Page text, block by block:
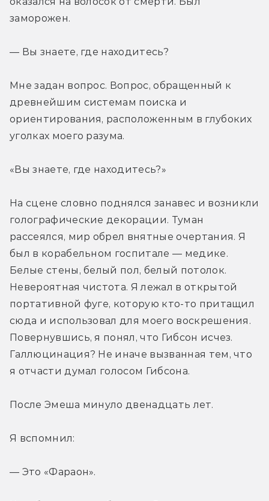
заморожен.
— Вы знаете, где находитесь?
Мне задан вопрос. Вопрос, обращенный к
древнейшим системам поиска и
ориентирования, расположенным в глубоких
уголках моего разума.
«Вы знаете, где находитесь?»
На сцене словно поднялся занавес и возникли
голографические декорации. Туман
рассеялся, мир обрел внятные очертания. Я
был в корабельном госпитале — медике.
Белые стены, белый пол, белый потолок.
Невероятная чистота. Я лежал в открытой
портативной фуге, которую кто-то притащил
сюда и использовал для моего воскрешения.
Повернувшись, я понял, что Гибсон исчез.
Галлюцинация? Не иначе вызванная тем, что
я отчасти думал голосом Гибсона.
После Эмеша минуло двенадцать лет.
Я вспомнил:
— Это «Фараон».